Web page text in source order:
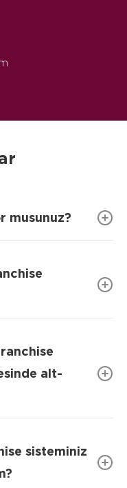
musunuz?
alt-
sisteminiz